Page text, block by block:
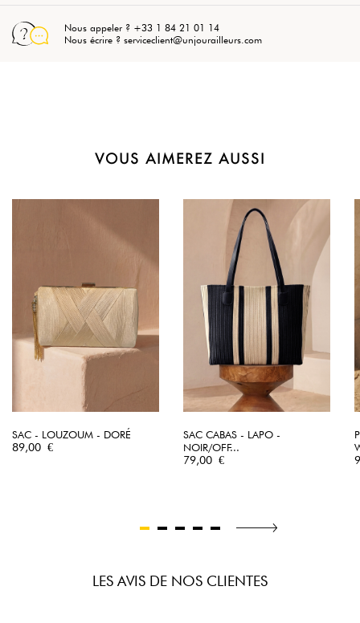
Nous appeler ? +33 1 84 21 01 14
Nous écrire ? serviceclient@unjourailleurs.com
VOUS AIMEREZ AUSSI
SAC - LOUZOUM - DORÉ
Prix
89,00 €
SAC CABAS - LAPO -
NOIR/OFF...
Prix
79,00 €
LES AVIS DE NOS CLIENTES